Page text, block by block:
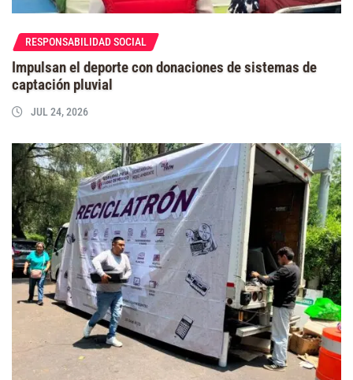
RESPONSABILIDAD SOCIAL
Impulsan el deporte con donaciones de sistemas de
captación pluvial
JUL 24, 2026